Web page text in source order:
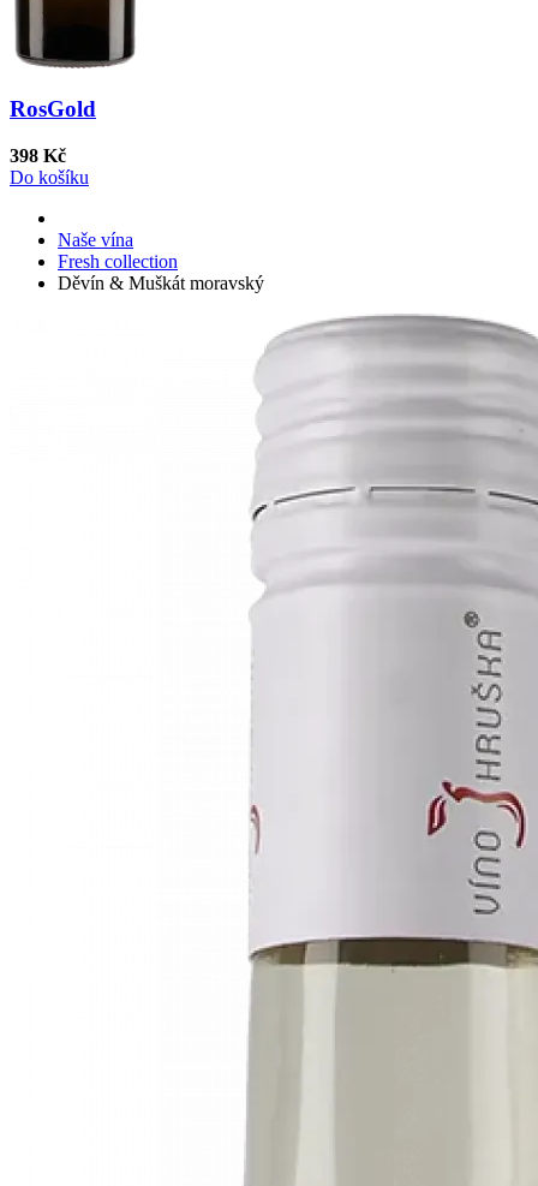
RosGold
398 Kč
Do košíku
Naše vína
Fresh collection
Děvín & Muškát moravský